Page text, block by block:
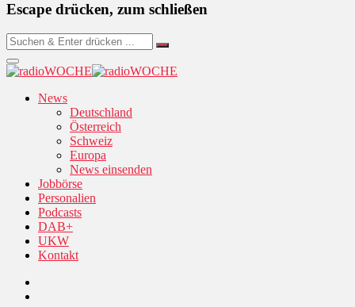
Escape drücken, zum schließen
News
Deutschland
Österreich
Schweiz
Europa
News einsenden
Jobbörse
Personalien
Podcasts
DAB+
UKW
Kontakt